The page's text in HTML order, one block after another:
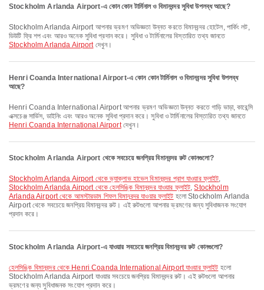
Stockholm Arlanda Airport-এ কোন কোন টার্মিনাল ও বিমানবন্দর সুবিধা উপলব্ধ আছে?
Stockholm Arlanda Airport আপনার ভ্রমণ অভিজ্ঞতা উন্নত করতে বিমানবন্দর হোটেল, পার্কিং লট,
ডিউটি ফ্রি শপ এবং আরও অনেক সুবিধা প্রদান করে। সুবিধা ও টার্মিনালের বিস্তারিত তথ্য জানতে
Stockholm Arlanda Airportদেখুন।
Henri Coanda International Airport-এ কোন কোন টার্মিনাল ও বিমানবন্দর সুবিধা উপলব্ধ
আছে?
Henri Coanda International Airport আপনার ভ্রমণ অভিজ্ঞতা উন্নত করতে গাড়ি ভাড়া, কারেন্সি
এক্সচেঞ্জ সার্ভিস, ডাইনিং এবং আরও অনেক সুবিধা প্রদান করে। সুবিধা ও টার্মিনালের বিস্তারিত তথ্য জানতে
Henri Coanda International Airportদেখুন।
Stockholm Arlanda Airport থেকে সবচেয়ে জনপ্রিয় বিমানবন্দর রুট কোনগুলো?
Stockholm Arlanda Airport থেকে ভ্যাক্লাভ হাভেল বিমানবন্দর প্রাগ যাওয়ার ফ্লাইট,
Stockholm Arlanda Airport থেকে হেলসিঙ্কি বিমানবন্দর যাওয়ার ফ্লাইট,Stockholm
Arlanda Airport থেকে আমস্টারডাম শিফল বিমানবন্দর যাওয়ার ফ্লাইট হলো Stockholm Arlanda
Airport থেকে সবচেয়ে জনপ্রিয় বিমানবন্দর রুট। এই রুটগুলো আপনার ভ্রমণের জন্য সুবিধাজনক সংযোগ
প্রদান করে।
Stockholm Arlanda Airport-এ যাওয়ার সবচেয়ে জনপ্রিয় বিমানবন্দর রুট কোনগুলো?
হেলসিঙ্কি বিমানবন্দর থেকে Henri Coanda International Airport যাওয়ার ফ্লাইট হলো
Stockholm Arlanda Airport যাওয়ার সবচেয়ে জনপ্রিয় বিমানবন্দর রুট। এই রুটগুলো আপনার
ভ্রমণের জন্য সুবিধাজনক সংযোগ প্রদান করে।